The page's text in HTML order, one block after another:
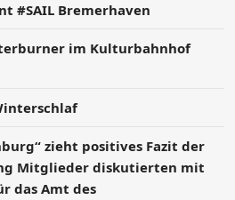
#SAIL Bremerhaven
im Kulturbahnhof
zieht positives Fazit der
Mitglieder diskutierten mit
das Amt des